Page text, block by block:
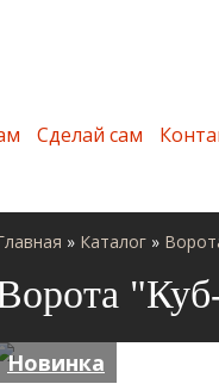
Сделай сам
» Каталог »
Новинка